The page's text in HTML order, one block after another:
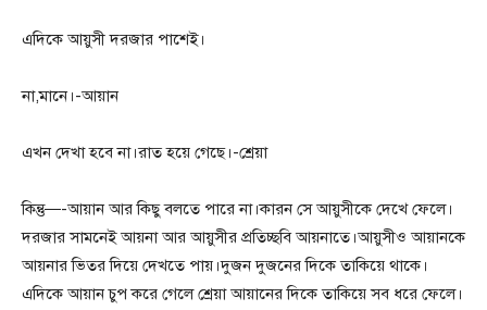
এদিকে আয়ুসী দরজার পাশেই।
না,মানে।-আয়ান
এখন দেখা হবে না।রাত হয়ে গেছে।-শ্রেয়া
কিন্তু—-আয়ান আর কিছু বলতে পারে না।কারন সে আয়ুসীকে দেখে ফেলে।
দরজার সামনেই আয়না আর আয়ুসীর প্রতিচ্ছবি আয়নাতে।আয়ুসীও আয়ানকে
আয়নার ভিতর দিয়ে দেখতে পায়।দুজন দুজনের দিকে তাকিয়ে থাকে।
এদিকে আয়ান চুপ করে গেলে শ্রেয়া আয়ানের দিকে তাকিয়ে সব ধরে ফেলে।